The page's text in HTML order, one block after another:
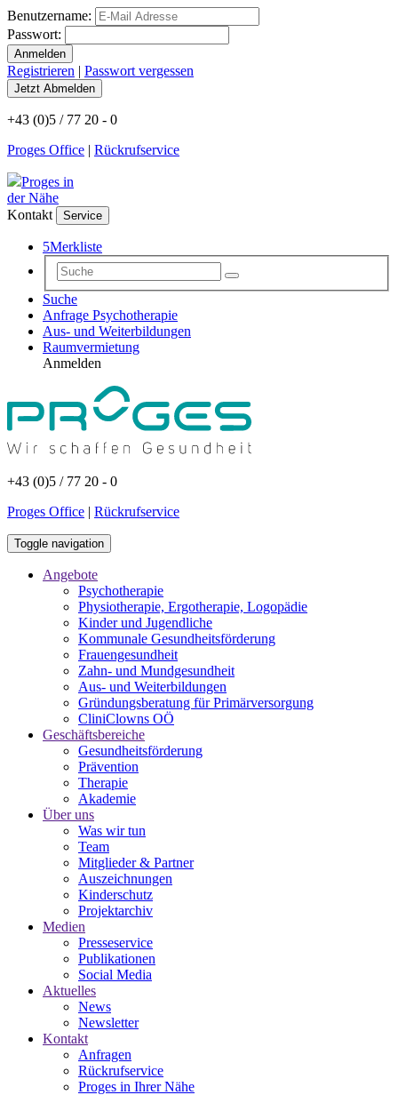
Benutzername:
Passwort:
Registrieren | Passwort vergessen
+43 (0)5 / 77 20 - 0
Proges Office | Rückrufservice
Proges in
der Nähe
Kontakt
Service
5Merkliste
Suche
Anfrage Psychotherapie
Aus- und Weiterbildungen
Raumvermietung
Anmelden
+43 (0)5 / 77 20 - 0
Proges Office | Rückrufservice
Toggle navigation
Angebote
Psychotherapie
Physiotherapie, Ergotherapie, Logopädie
Kinder und Jugendliche
Kommunale Gesundheitsförderung
Frauengesundheit
Zahn- und Mundgesundheit
Aus- und Weiterbildungen
Gründungsberatung für Primärversorgung
CliniClowns OÖ
Geschäftsbereiche
Gesundheitsförderung
Prävention
Therapie
Akademie
Über uns
Was wir tun
Team
Mitglieder & Partner
Auszeichnungen
Kinderschutz
Projektarchiv
Medien
Presseservice
Publikationen
Social Media
Aktuelles
News
Newsletter
Kontakt
Anfragen
Rückrufservice
Proges in Ihrer Nähe